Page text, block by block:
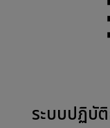
ระบบปฏิบั